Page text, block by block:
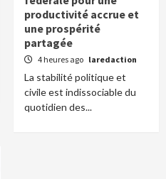
productivité accrue et
une prospérité
partagée
4 heures ago laredaction
La stabilité politique et
civile est indissociable du
quotidien des...